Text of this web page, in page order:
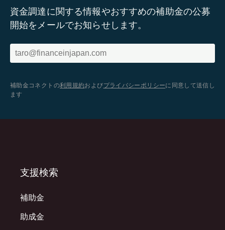
資金調達に関する情報やおすすめの補助金の公募
開始をメールでお知らせします。
補助金コネクトの利用規約およびプライバシーポリシーに同意して送信し
ます
支援検索
補助金
助成金